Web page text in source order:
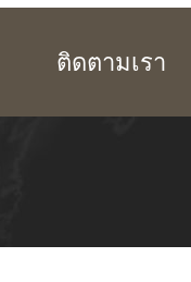
ติดตามเรา